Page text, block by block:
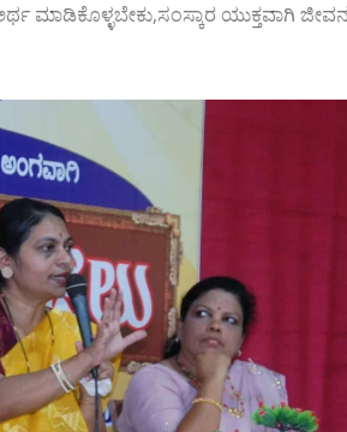
ಮಾಡಿಕೊಳ್ಳಬೇಕು,ಸಂಸ್ಕಾರ ಯುಕ್ತವಾಗಿ